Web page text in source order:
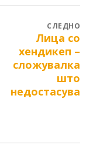
СЛЕДНО
Лица со
хендикеп –
сложувалка
што
недостасува